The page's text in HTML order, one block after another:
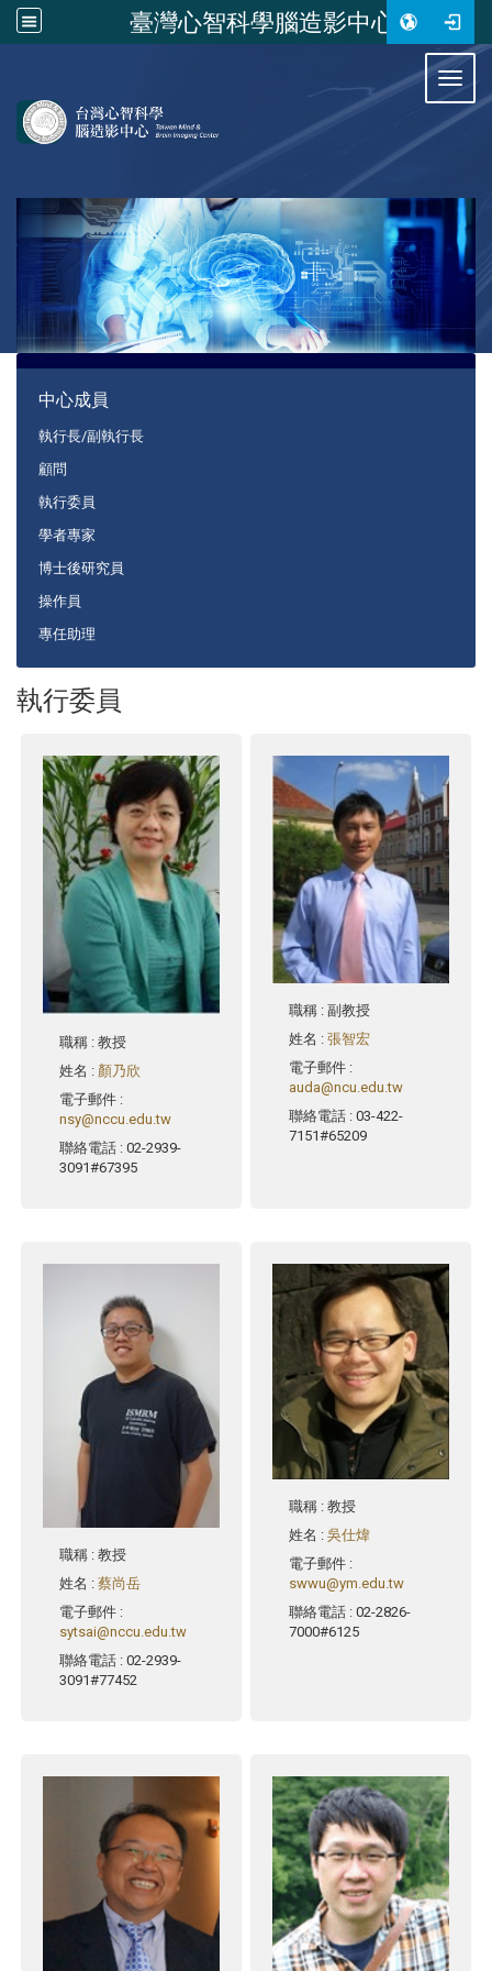
臺灣心智科學腦造影中心
中心成員
執行長/副執行長
顧問
執行委員
學者專家
博士後研究員
操作員
專任助理
執行委員
職稱 : 教授
姓名 : 顏乃欣
電子郵件 :
nsy@nccu.edu.tw
聯絡電話 : 02-2939-
3091#67395
職稱 : 副教授
姓名 :張智宏
電子郵件 :
auda@ncu.edu.tw
聯絡電話 : 03-422-
7151#65209
職稱 : 教授
姓名 :蔡尚岳
電子郵件 :
sytsai@nccu.edu.tw
聯絡電話 : 02-2939-
3091#77452
職稱 : 教授
姓名 :吳仕煒
電子郵件 :
swwu@ym.edu.tw
聯絡電話 : 02-2826-
7000#6125